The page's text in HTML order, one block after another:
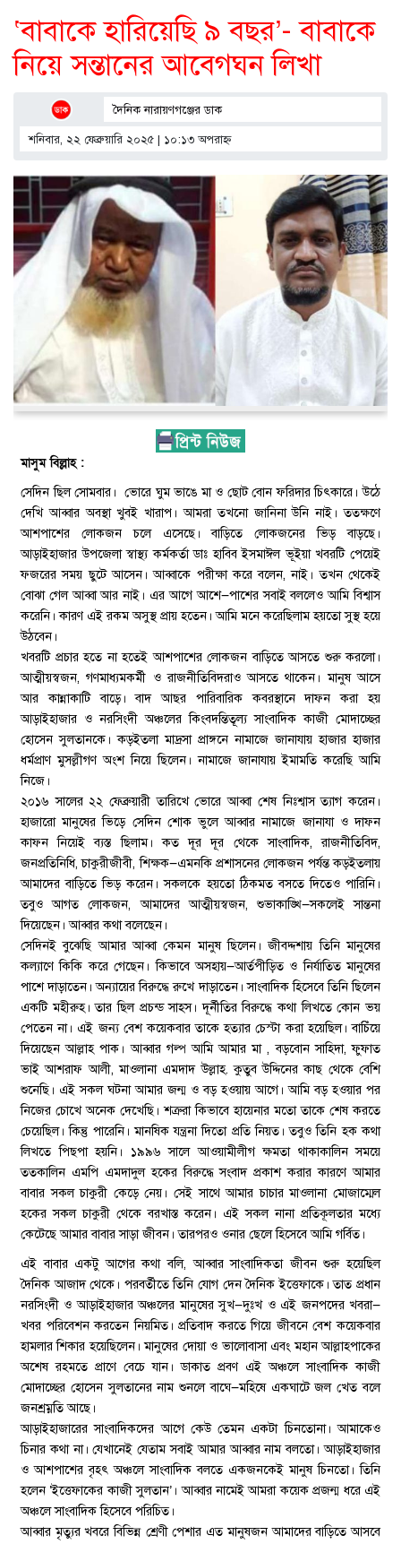
‘বাবাকে হারিয়েছি ৯ বছর’- বাবাকে
নিয়ে সন্তানের আবেগঘন লিখা
দৈনিক নারায়ণগঞ্জের ডাক
শনিবার, ২২ ফেব্রুয়ারি ২০২৫ | ১০:১৩ অপরাহ্ণ
মাসুম বিল্লাহ :
সেদিন ছিল সোমবার। ভোরে ঘুম ভাঙে মা ও ছোট বোন ফরিদার চিৎকারে। উঠে
দেখি আব্বার অবস্থা খুবই খারাপ। আমরা তখনো জানিনা উনি নাই। ততক্ষণে
আশপাশের লোকজন চলে এসেছে। বাড়িতে লোকজনের ভিড় বাড়ছে।
আড়াইহাজার উপজেলা স্বাস্থ্য কর্মকর্তা ডাঃ হাবিব ইসমাঈল ভূইয়া খবরটি পেয়েই
ফজরের সময় ছুটে আসেন। আব্বাকে পরীক্ষা করে বলেন, নাই। তখন থেকেই
বোঝা গেল আব্বা আর নাই। এর আগে আশে—পাশের সবাই বললেও আমি বিশ্বাস
করেনি। কারণ এই রকম অসুস্থ প্রায় হতেন। আমি মনে করেছিলাম হয়তো সুস্থ হয়ে
উঠবেন।
খবরটি প্রচার হতে না হতেই আশপাশের লোকজন বাড়িতে আসতে শুরু করলো।
আত্মীয়স্বজন, গণমাধ্যমকর্মী ও রাজনীতিবিদরাও আসতে থাকেন। মানুষ আসে
আর কান্নাকাটি বাড়ে। বাদ আছর পারিবারিক কবরস্থানে দাফন করা হয়
আড়াইহাজার ও নরসিংদী অঞ্চলের কিংবদন্তিতূল্য সাংবাদিক কাজী মোদাচ্ছের
হোসেন সুলতানকে। কড়ইতলা মাদ্রসা প্রাঙ্গনে নামাজে জানাযায় হাজার হাজার
ধর্মপ্রাণ মুসল্লীগণ অংশ নিয়ে ছিলেন। নামাজে জানাযায় ইমামতি করেছি আমি
নিজে।
২০১৬ সালের ২২ ফেব্রুয়ারী তারিখে ভোরে আব্বা শেষ নিঃশ্বাস ত্যাগ করেন।
হাজারো মানুষের ভিড়ে সেদিন শোক ভুলে আব্বার নামাজে জানাযা ও দাফন
কাফন নিয়েই ব্যস্ত ছিলাম। কত দূর দূর থেকে সাংবাদিক, রাজনীতিবিদ,
জনপ্রতিনিধি, চাকুরীজীবী, শিক্ষক—এমনকি প্রশাসনের লোকজন পর্যন্ত কড়ইতলায়
আমাদের বাড়িতে ভিড় করেন। সকলকে হয়তো ঠিকমত বসতে দিতেও পারিনি।
তবুও আগত লোকজন, আমাদের আত্মীয়স্বজন, শুভাকাঙ্খি—সকলেই সান্তনা
দিয়েছেন। আব্বার কথা বলেছেন।
সেদিনই বুঝেছি আমার আব্বা কেমন মানুষ ছিলেন। জীবদ্দশায় তিনি মানুষের
কল্যাণে কিকি করে গেছেন। কিভাবে অসহায়—আর্তপীড়িত ও নির্যাতিত মানুষের
পাশে দাড়াতেন। অন্যায়ের বিরুদ্ধে রুখে দাড়াতেন। সাংবাদিক হিসেবে তিনি ছিলেন
একটি মহীরুহ। তার ছিল প্রচন্ড সাহস। দূর্নীতির বিরুদ্ধে কথা লিখতে কোন ভয়
পেতেন না। এই জন্য বেশ কয়েকবার তাকে হত্যার চেস্টা করা হয়েছিল। বাচিঁয়ে
দিয়েছেন আল্লাহ পাক। আব্বার গল্প আমি আমার মা , বড়বোন সাহিদা, ফুফাত
ভাই আশরাফ আলী, মাওলানা এমদাদ উল্লাহ. কুতুব উদ্দিনের কাছ থেকে বেশি
শুনেছি। এই সকল ঘটনা আমার জন্ম ও বড় হওয়ায় আগে। আমি বড় হওয়ার পর
নিজের চোখে অনেক দেখেছি। শত্রুরা কিভাবে হায়েনার মতো তাকে শেষ করতে
চেয়েছিল। কিন্তু পারেনি। মানষিক যন্ত্রনা দিতো প্রতি নিয়ত। তবুও তিনি হক কথা
লিখতে পিছপা হয়নি। ১৯৯৬ সালে আওয়ামীলীগ ক্ষমতা থাকাকালিন সময়ে
ততকালিন এমপি এমদাদুল হকের বিরুদ্ধে সংবাদ প্রকাশ করার কারণে আমার
বাবার সকল চাকুরী কেড়ে নেয়। সেই সাথে আমার চাচার মাওলানা মোজাম্মেল
হকের সকল চাকুরী থেকে বরখাস্ত করেন। এই সকল নানা প্রতিকূলতার মধ্যে
কেটেছে আমার বাবার সাড়া জীবন। তারপরও ওনার ছেলে হিসেবে আমি গর্বিত।
এই বাবার একটু আগের কথা বলি, আব্বার সাংবাদিকতা জীবন শুরু হয়েছিল
দৈনিক আজাদ থেকে। পরবর্তীতে তিনি যোগ দেন দৈনিক ইত্তেফাকে। তাত প্রধান
নরসিংদী ও আড়াইহাজার অঞ্চলের মানুষের সুখ—দুঃখ ও এই জনপদের খবরা—
খবর পরিবেশন করতেন নিয়মিত। প্রতিবাদ করতে গিয়ে জীবনে বেশ কয়েকবার
হামলার শিকার হয়েছিলেন। মানুষের দোয়া ও ভালোবাসা এবং মহান আল্লাহপাকের
অশেষ রহমতে প্রাণে বেচে যান। ডাকাত প্রবণ এই অঞ্চলে সাংবাদিক কাজী
মোদাচ্ছের হোসেন সুলতানের নাম শুনলে বাঘে—মহিষে একঘাটে জল খেত বলে
জনশ্রম্নতি আছে।
আড়াইহাজারের সাংবাদিকদের আগে কেউ তেমন একটা চিনতোনা। আমাকেও
চিনার কথা না। যেখানেই যেতাম সবাই আমার আব্বার নাম বলতো। আড়াইহাজার
ও আশপাশের বৃহৎ অঞ্চলে সাংবাদিক বলতে একজনকেই মানুষ চিনতো। তিনি
হলেন ‘ইত্তেফাকের কাজী সুলতান’। আব্বার নামেই আমরা কয়েক প্রজন্ম ধরে এই
অঞ্চলে সাংবাদিক হিসেবে পরিচিত।
আব্বার মৃত্যুর খবরে বিভিন্ন শ্রেণী পেশার এত মানুষজন আমাদের বাড়িতে আসবে